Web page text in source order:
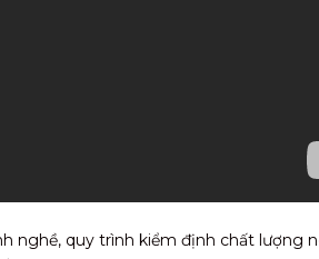
nghề, quy trình kiểm định chất lượng